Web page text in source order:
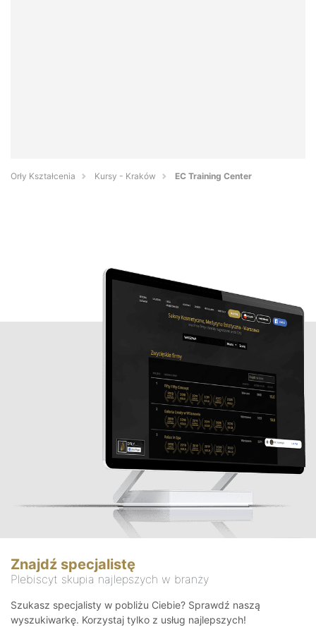
Orły Kształcenia Kursy - Kraków EC Training Center
Znajdź specjalistę
Plebiscyt skupia najlepszych w branży
Szukasz specjalisty w pobliżu Ciebie? Sprawdź naszą
wyszukiwarkę. Korzystaj tylko z usług najlepszych!